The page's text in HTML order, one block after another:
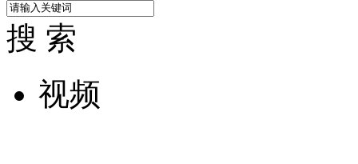
搜 索
视频